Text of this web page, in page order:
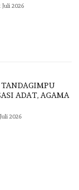
Juli 2026
ADAT, AGAMA
2026